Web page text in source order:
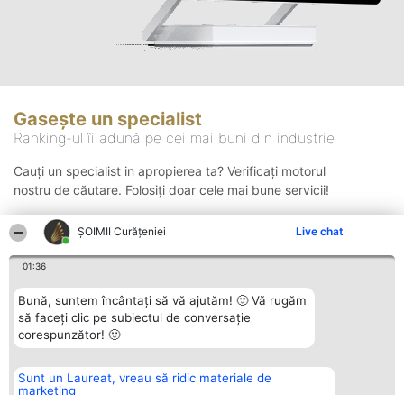
ȘOIMII Curățeniei Live chat
01:36
Bună, suntem încântați să vă ajutăm! 🙂 Vă rugăm
să faceți clic pe subiectul de conversație
corespunzător! 🙂
Sunt un Laureat, vreau să ridic materiale de
marketing
Gasește un specialist
Ranking-ul îi adună pe cei mai buni din industrie
Cauți un specialist in apropierea ta? Verificați motorul
nostru de căutare. Folosiți doar cele mai bune servicii!
Organizator Ranking
BRIGHT SOLUTIONS BR SRL
Plebiscyt Contact